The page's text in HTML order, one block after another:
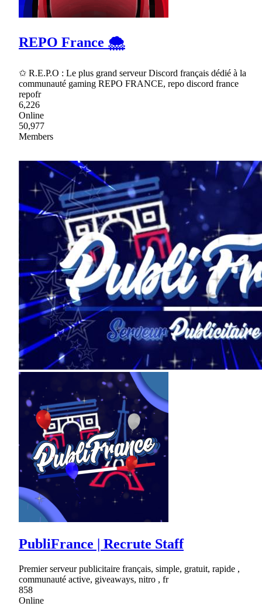
REPO France 🌨
✩ R.E.P.O : Le plus grand serveur Discord français dédié à la
communauté gaming REPO FRANCE, repo discord france
repofr
6,226
Online
50,977
Members
PubliFrance | Recrute Staff
Premier serveur publicitaire français, simple, gratuit, rapide ,
communauté active, giveaways, nitro , fr
858
Online